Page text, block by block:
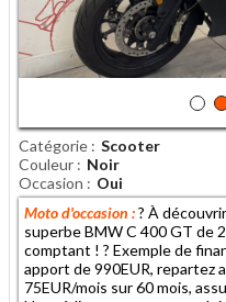
Catégorie Scooter
Couleur
Noir
Occasion
Oui
Moto d'occasion :? À
superbe BMW C 400 GT de
comptant ! ? Exemple de
apport de 990EUR, repartez
75EUR/mois sur 60 mois,